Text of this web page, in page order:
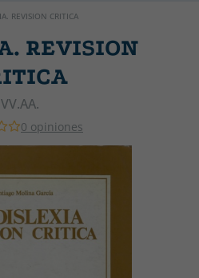
REVISION CRITICA
REVISION
VV.AA.
0 opiniones